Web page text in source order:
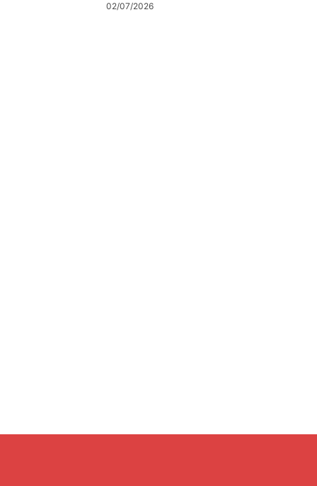
02/07/2026